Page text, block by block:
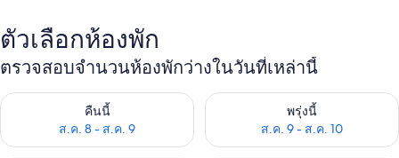
ตัวเลือกห้องพัก
ตรวจสอบจำนวนห้องพักว่างในวันที่เหล่านี้
คืนนี้
ส.ค. 8 - ส.ค. 9
ตรวจสอบจำนวนห้องพักว่างในคืนนี้ ส.ค. 8 - ส.ค. 9พรุ่งนี้
ส.ค. 9 - ส.ค. 10
ตรวจสอบจำนวนห้องพักว่างใน